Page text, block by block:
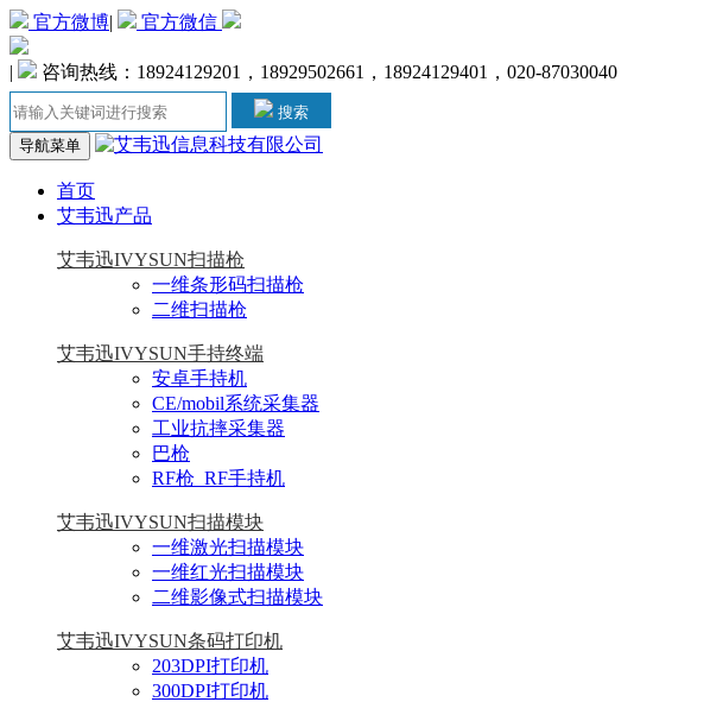
官方微博| 官方微信
| 咨询热线：18924129201，18929502661，18924129401，020-87030040
搜索
导航菜单
首页
艾韦迅产品
艾韦迅IVYSUN扫描枪
一维条形码扫描枪
二维扫描枪
艾韦迅IVYSUN手持终端
安卓手持机
CE/mobil系统采集器
工业抗摔采集器
巴枪
RF枪_RF手持机
艾韦迅IVYSUN扫描模块
一维激光扫描模块
一维红光扫描模块
二维影像式扫描模块
艾韦迅IVYSUN条码打印机
203DPI打印机
300DPI打印机